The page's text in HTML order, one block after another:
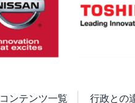
コンテンツ一覧 行政との